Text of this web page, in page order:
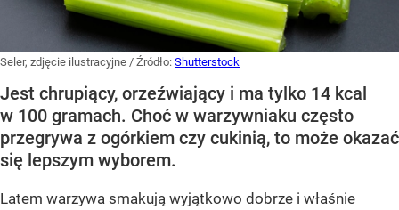
Seler, zdjęcie ilustracyjne / Źródło: Shutterstock
Jest chrupiący, orzeźwiający i ma tylko 14 kcal
w 100 gramach. Choć w warzywniaku często
przegrywa z ogórkiem czy cukinią, to może okazać
się lepszym wyborem.
Latem warzywa smakują wyjątkowo dobrze i właśnie